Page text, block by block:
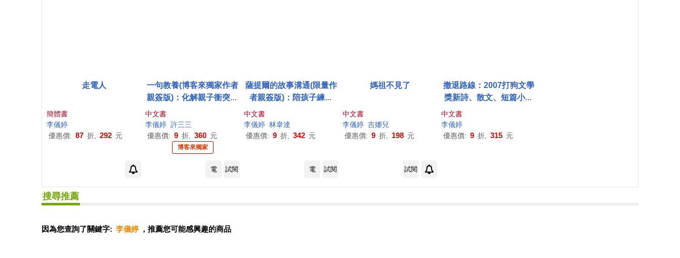
走電人
簡體書
李儀婷
優惠價: 87 折, 292 元
一句教養(博客來獨家作者
親簽版)：化解親子衝突，
用薩提爾對話連結內心渴
望
中文書
李儀婷 許三三
優惠價: 9 折, 360 元
博客來獨家
薩提爾的故事溝通(限量作
者親簽版)：陪孩子練習
愛，在愛中學習成長
中文書
李儀婷 林韋達
優惠價: 9 折, 342 元
媽祖不見了
中文書
李儀婷 吉娜兒
優惠價: 9 折, 198 元
撤退路線：2007打狗文學
獎新詩、散文、短篇小說
中文書
李儀婷
優惠價: 9 折, 315 元
電 試閱 電 試閱 試閱
搜尋推薦
因為您查詢了關鍵字: 李儀婷 ，推薦您可能感興趣的商品